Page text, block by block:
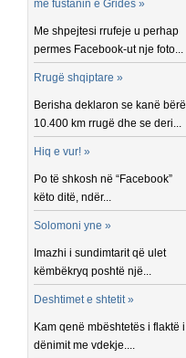
me fustanin e Grides »
Me shpejtesi rrufeje u perhap
permes Facebook-ut nje foto...
Rrugë shqiptare »
Berisha deklaron se kanë bërë
10.400 km rrugë dhe se deri...
Hiq e vur! »
Po të shkosh në “Facebook”
këto ditë, ndër...
Solomoni yne »
Imazhi i sundimtarit që ulet
këmbëkryq poshtë një...
Deshtimet e shtetit »
Kam qenë mbështetës i flaktë i
dënimit me vdekje....